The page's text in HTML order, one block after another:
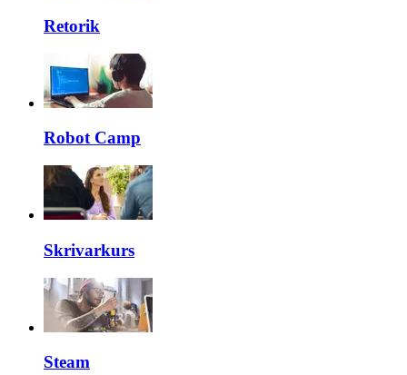
Retorik
Robot Camp
Skrivarkurs
Steam